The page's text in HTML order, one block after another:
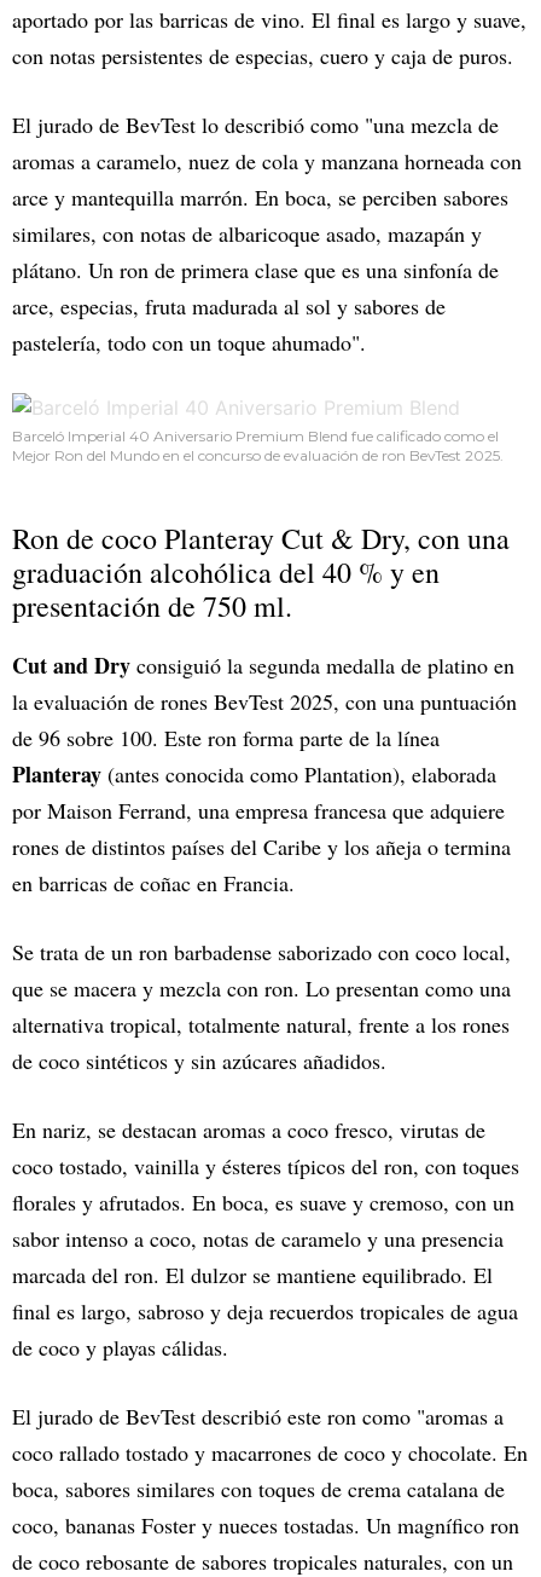
aportado por las barricas de vino. El final es largo y suave,
con notas persistentes de especias, cuero y caja de puros.
El jurado de BevTest lo describió como "una mezcla de
aromas a caramelo, nuez de cola y manzana horneada con
arce y mantequilla marrón. En boca, se perciben sabores
similares, con notas de albaricoque asado, mazapán y
plátano. Un ron de primera clase que es una sinfonía de
arce, especias, fruta madurada al sol y sabores de
pastelería, todo con un toque ahumado".
Barceló Imperial 40 Aniversario Premium Blend fue calificado como el
Mejor Ron del Mundo en el concurso de evaluación de ron BevTest 2025.
Ron de coco Planteray Cut & Dry, con una
graduación alcohólica del 40 % y en
presentación de 750 ml.
Cut and Dry consiguió la segunda medalla de platino en
la evaluación de rones BevTest 2025, con una puntuación
de 96 sobre 100. Este ron forma parte de la línea
Planteray (antes conocida como Plantation), elaborada
por Maison Ferrand, una empresa francesa que adquiere
rones de distintos países del Caribe y los añeja o termina
en barricas de coñac en Francia.
Se trata de un ron barbadense saborizado con coco local,
que se macera y mezcla con ron. Lo presentan como una
alternativa tropical, totalmente natural, frente a los rones
de coco sintéticos y sin azúcares añadidos.
En nariz, se destacan aromas a coco fresco, virutas de
coco tostado, vainilla y ésteres típicos del ron, con toques
florales y afrutados. En boca, es suave y cremoso, con un
sabor intenso a coco, notas de caramelo y una presencia
marcada del ron. El dulzor se mantiene equilibrado. El
final es largo, sabroso y deja recuerdos tropicales de agua
de coco y playas cálidas.
El jurado de BevTest describió este ron como "aromas a
coco rallado tostado y macarrones de coco y chocolate. En
boca, sabores similares con toques de crema catalana de
coco, bananas Foster y nueces tostadas. Un magnífico ron
de coco rebosante de sabores tropicales naturales, con un